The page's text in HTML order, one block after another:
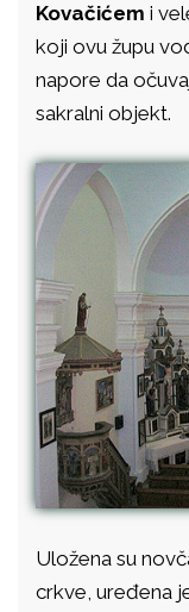
Kovačićem i
koji ovu župu
napore da
sakralni objekt.
Uložena su
crkve, uređena